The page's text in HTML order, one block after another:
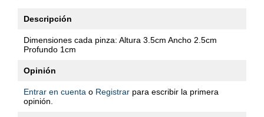
Descripción
Dimensiones cada pinza: Altura 3.5cm Ancho 2.5cm
Profundo 1cm
Opinión
Entrar en cuenta o Registrar para escribir la primera
opinión.